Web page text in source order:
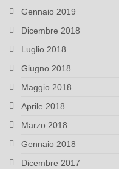
Gennaio 2019
Dicembre 2018
Luglio 2018
Giugno 2018
Maggio 2018
Aprile 2018
Marzo 2018
Gennaio 2018
Dicembre 2017